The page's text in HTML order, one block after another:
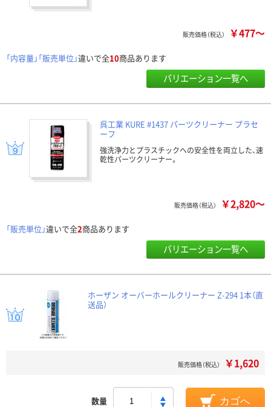
販売価格（税込） ￥477～
「内容量」「販売単位」違いで全10商品あります
バリエーション一覧へ
呉工業 KURE #1437 パーツクリーナー プラセ
ーフ
強洗浄力とプラスチックへの安全性を両立した、速
乾性パーツクリーナー。
販売価格（税込） ￥2,820～
「販売単位」違いで全2商品あります
バリエーション一覧へ
ホーザン オーバーホールクリーナー Z-294 1本（直
送品）
販売価格（税込） ￥1,620
数量 カゴへ